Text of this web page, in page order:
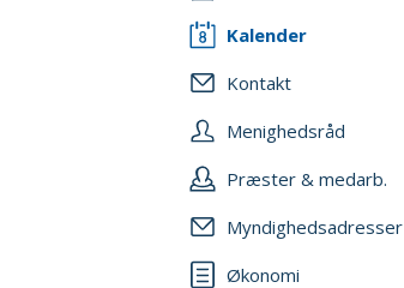
Kalender
Kontakt
Menighedsråd
Præster & medarb.
Myndighedsadresser
Økonomi